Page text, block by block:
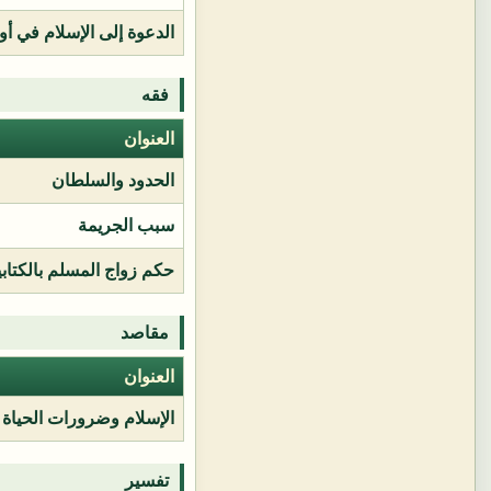
الدعوة إلى الإسلام في
فقه
العنوان
الحدود والسلطان
سبب الجريمة
حكم زواج المسلم
مقاصد
العنوان
الإسلام وضرورات الحياة
تفسير